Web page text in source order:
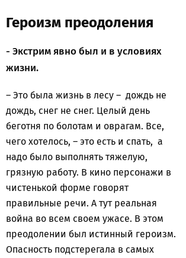
Героизм преодоления
- Экстрим явно был и в условиях
жизни.
– Это была жизнь в лесу – дождь не
дождь, снег не снег. Целый день
беготня по болотам и оврагам. Все,
чего хотелось, – это есть и спать, а
надо было выполнять тяжелую,
грязную работу. В кино персонажи в
чистенькой форме говорят
правильные речи. А тут реальная
война во всем своем ужасе. В этом
преодолении был истинный героизм.
Опасность подстерегала в самых